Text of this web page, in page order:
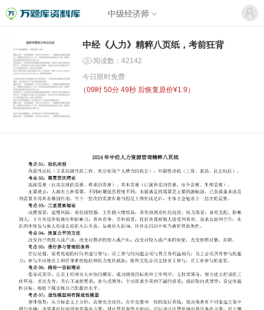
中级经济师
中经《人力》精粹八页纸，考前狂背
阅读数：42142
今日限时免费
（09时 50分 49秒 后恢复原价¥1.9）